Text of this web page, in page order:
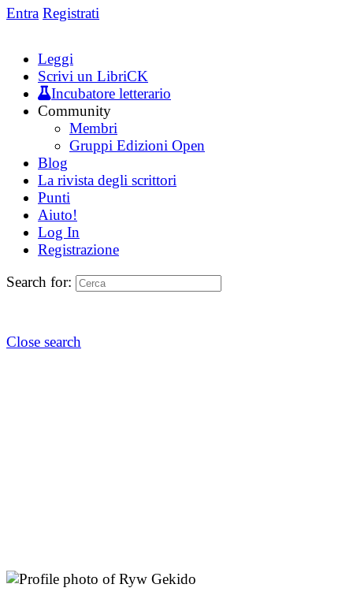
Entra Registrati
Leggi
Scrivi un LibriCK
Incubatore letterario
Community
Membri
Gruppi Edizioni Open
Blog
La rivista degli scrittori
Punti
Aiuto!
Log In
Registrazione
Search for:
Close search